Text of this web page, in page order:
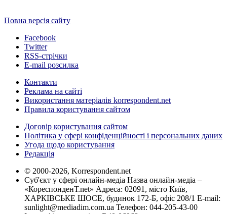
Повна версія сайту
Facebook
Twitter
RSS-стрічки
E-mail розсилка
Контакти
Реклама на сайті
Використання матеріалів korrespondent.net
Правила користування сайтом
Договір користування сайтом
Політика у сфері конфіденційності і персональних даних
Угода щодо користування
Редакція
© 2000-2026, Korrespondent.net
Суб'єкт у сфері онлайн-медіа Назва онлайн-медіа –
«КореспонденТ.net» Адреса: 02091, місто Київ,
ХАРКІВСЬКЕ ШОСЕ, будинок 172-Б, офіс 208/1 E-mail:
sunlight@mediadim.com.ua Телефон: 044-205-43-00